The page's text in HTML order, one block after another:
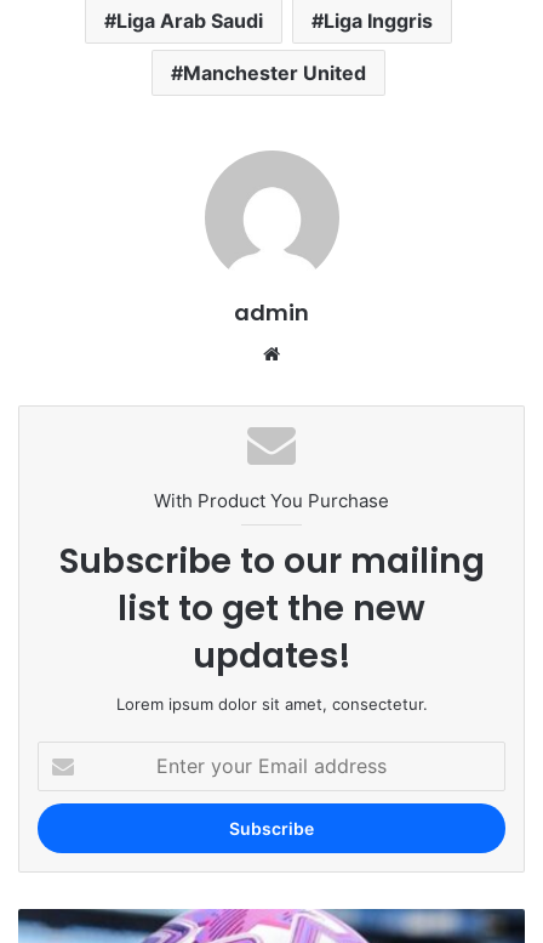
Liga Arab Saudi Liga Inggris
Manchester United
admin
te
With Product You Purchase
Subscribe to our mailing
list to get the new
updates!
Lorem ipsum dolor sit amet, consectetur.
e
o
u